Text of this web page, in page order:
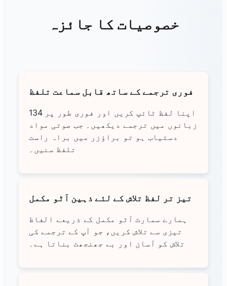
خصوصیات کا جائزہ
فوری ترجمے کے ساتھ قابل سماعت تلفظ
اپنا لفظ ٹائپ کریں اور فوری طور پر 134
زبانوں میں ترجمے دیکھیں۔ جب صوتی مواد
دستیاب ہو تو براؤزر میں براہ راست
تلفظ سنیں۔
تیز تر لفظ تلاش کے لئے ذہین آٹو مکمل
ہمارے سمارٹ آٹو مکمل کے ذریعے الفاظ
تیزی سے تلاش کریں، جو آپ کے ترجمے کی
تلاش کو آسان اور بے جھنجھٹ بناتا ہے۔